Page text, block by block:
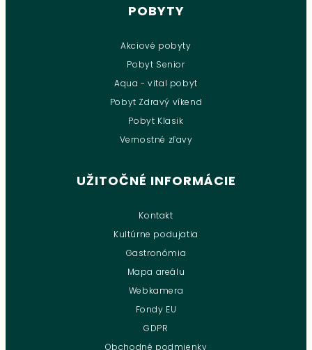
POBYTY
Akciové pobyty
Pobyt Senior
Aqua - vital pobyt
Pobyt Zdravý víkend
Pobyt Klasik
Vernostné zľavy
UŽITOČNÉ INFORMÁCIE
Kontakt
Kultúrne podujatia
Gastronómia
Mapa areálu
Webkamera
Fondy EU
GDPR
Obchodné podmienky